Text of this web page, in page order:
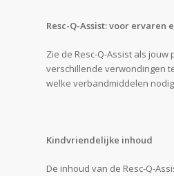
Resc-Q-Assist: voor
Zie de Resc-Q-Assist als
verschillende verwondingen
welke verbandmiddelen
Kindvriendelijke inhoud
De inhoud van de Resc-Q-